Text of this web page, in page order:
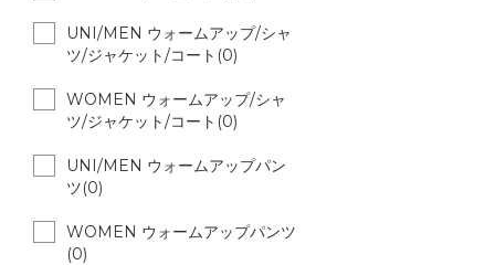
UNI/MEN ウォームアップ/シャ
ツ/ジャケット/コート(0)
WOMEN ウォームアップ/シャ
ツ/ジャケット/コート(0)
UNI/MEN ウォームアップパン
ツ(0)
WOMEN ウォームアップパンツ
(0)